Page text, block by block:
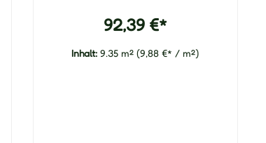
92,39 €*
Inhalt:9.35 m²(9,88 €* / m²)